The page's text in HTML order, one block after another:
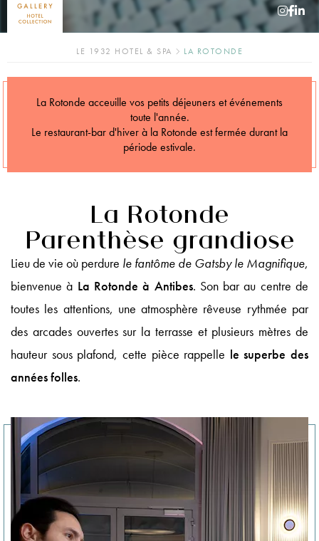
LE 1932 HOTEL & SPA LA ROTONDE
La Rotonde acceuille vos petits déjeuners et événements
toute l'année.
Le restaurant-bar d'hiver à la Rotonde est fermée durant la
période estivale.
La Rotonde
Parenthèse grandiose
Lieu de vie où perdure le fantôme de Gatsby le Magnifique,
bienvenue à La Rotonde à Antibes. Son bar au centre de
toutes les attentions, une atmosphère rêveuse rythmée par
des arcades ouvertes sur la terrasse et plusieurs mètres de
hauteur sous plafond, cette pièce rappelle le superbe des
années folles.
Réservez votre chambre
Spa CODAGE®
Le Quinto Cielo Rooftop
Coffrets Cadeaux
04 92 93 54 54
hb9q4@accor.com